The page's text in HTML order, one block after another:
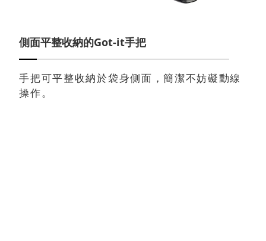
側面平整收納的Got-it手把
手把可平整收納於袋身側面，簡潔不妨礙動線
操作。